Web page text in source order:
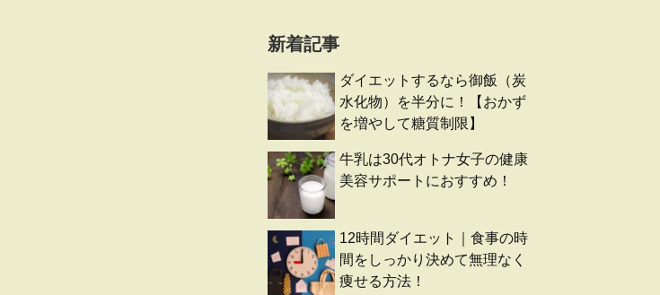
新着記事
ダイエットするなら御飯（炭
水化物）を半分に！【おかず
を増やして糖質制限】
牛乳は30代オトナ女子の健康
美容サポートにおすすめ！
12時間ダイエット｜食事の時
間をしっかり決めて無理なく
痩せる方法！